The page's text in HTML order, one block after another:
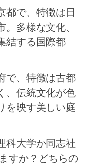
都で、特徴は日
多様な文化、
結する国際都
で、特徴は古都
、伝統文化が色
を映す美しい庭
科大学か同志社
すか？どちらの